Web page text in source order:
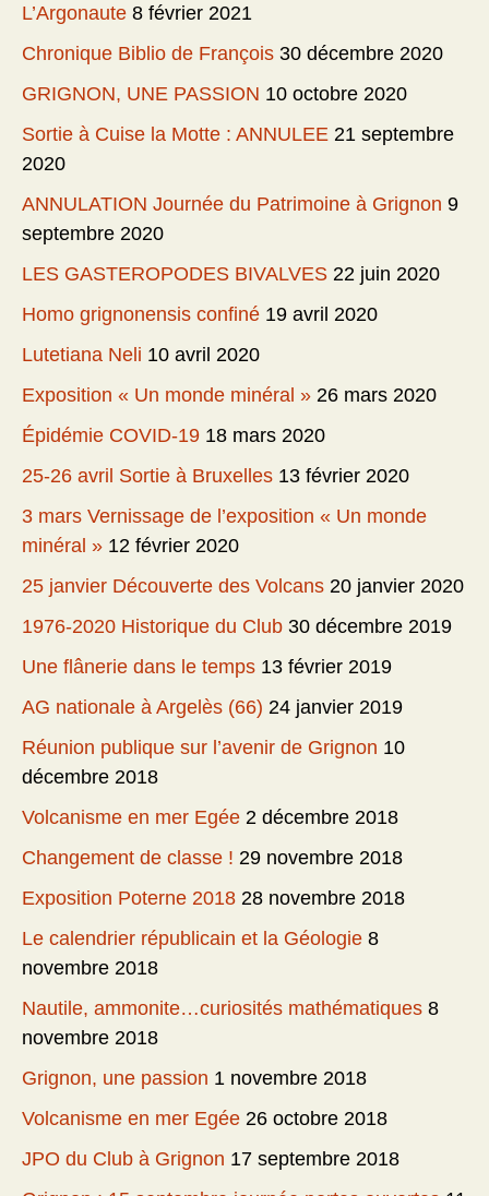
L’Argonaute 8 février 2021
Chronique Biblio de François 30 décembre 2020
GRIGNON, UNE PASSION 10 octobre 2020
Sortie à Cuise la Motte : ANNULEE 21 septembre
2020
ANNULATION Journée du Patrimoine à Grignon 9
septembre 2020
LES GASTEROPODES BIVALVES 22 juin 2020
Homo grignonensis confiné 19 avril 2020
Lutetiana Neli 10 avril 2020
Exposition « Un monde minéral » 26 mars 2020
Épidémie COVID-19 18 mars 2020
25-26 avril Sortie à Bruxelles 13 février 2020
3 mars Vernissage de l’exposition « Un monde
minéral » 12 février 2020
25 janvier Découverte des Volcans 20 janvier 2020
1976-2020 Historique du Club 30 décembre 2019
Une flânerie dans le temps 13 février 2019
AG nationale à Argelès (66) 24 janvier 2019
Réunion publique sur l’avenir de Grignon 10
décembre 2018
Volcanisme en mer Egée 2 décembre 2018
Changement de classe ! 29 novembre 2018
Exposition Poterne 2018 28 novembre 2018
Le calendrier républicain et la Géologie 8
novembre 2018
Nautile, ammonite…curiosités mathématiques 8
novembre 2018
Grignon, une passion 1 novembre 2018
Volcanisme en mer Egée 26 octobre 2018
JPO du Club à Grignon 17 septembre 2018